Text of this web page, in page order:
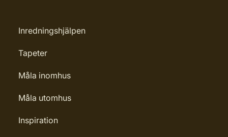
Inredningshjälpen
Tapeter
Måla inomhus
Måla utomhus
Inspiration